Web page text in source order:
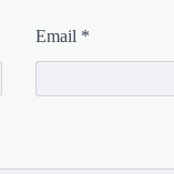
Email *